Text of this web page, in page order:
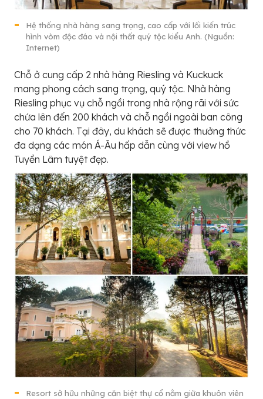
Hệ thống nhà hàng sang trọng, cao cấp với lối kiến trúc
hình vòm độc đáo và nội thất quý tộc kiểu Anh. (Nguồn:
Internet)
Chỗ ở cung cấp 2 nhà hàng Riesling và Kuckuck
mang phong cách sang trọng, quý tộc. Nhà hàng
Riesling phục vụ chỗ ngồi trong nhà rộng rãi với sức
chứa lên đến 200 khách và chỗ ngồi ngoài ban công
cho 70 khách. Tại đây, du khách sẽ được thưởng thức
đa dạng các món Á-Âu hấp dẫn cùng với view hồ
Tuyền Lâm tuyệt đẹp.
Resort sở hữu những căn biệt thự cổ nằm giữa khuôn viên